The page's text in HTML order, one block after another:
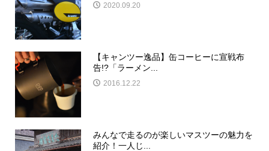
2020.09.20
【キャンツー逸品】缶コーヒーに宣戦布
告!?「ラーメン...
2016.12.22
みんなで走るのが楽しいマスツーの魅力を
紹介！一人じ...